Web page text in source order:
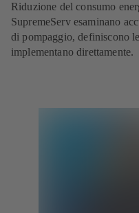
Riduzione del consumo
SupremeServ esaminano
di pompaggio, definiscono
implementano direttamente.